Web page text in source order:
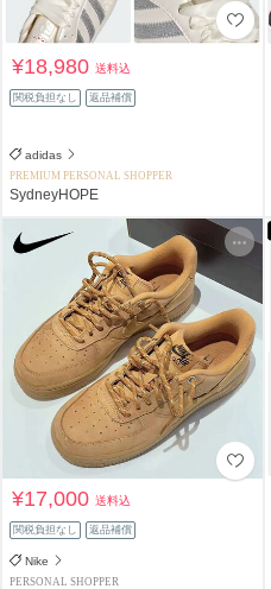
¥18,980送料込
関税負担なし 返品補償
adidas
PREMIUM PERSONAL SHOPPER
SydneyHOPE
¥17,000送料込
関税負担なし 返品補償
Nike
PERSONAL SHOPPER